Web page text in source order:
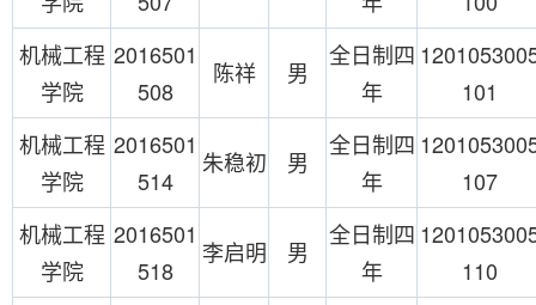
机械工程
学院
2016501
508
陈祥 男
全日制四
年
101
机械工程
学院
2016501
514
朱稳初 男
全日制四
年
107
机械工程
学院
2016501
518
李启明 男
全日制四
年
110